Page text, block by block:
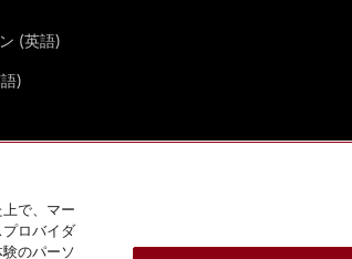
(英語)
)
で、マー
ロバイダ
のパーソ